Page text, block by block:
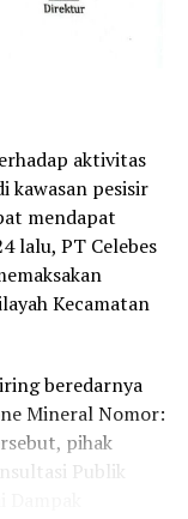
aktivitas
kawasan pesisir
mendapat
lalu, PT Celebes
Kecamatan
beredarnya
Mineral Nomor:
pihak
Publik